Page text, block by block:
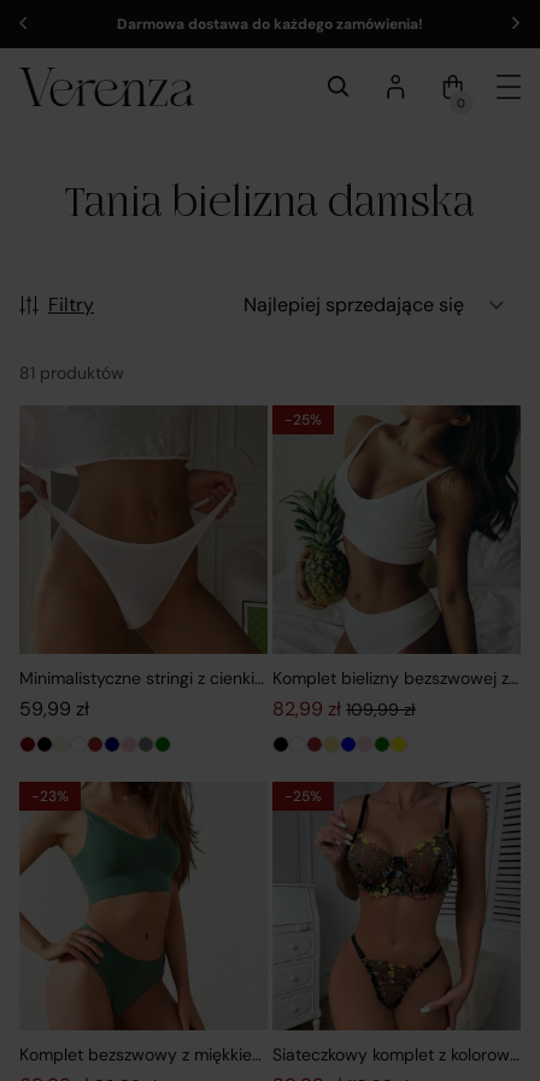
Darmowa dostawa do każdego zamówienia!
0
Tania bielizna damska
Filtry
81 produktów
Minimalistyczne stringi z cienkimi paskami
59,99 zł
-25%
Komplet bielizny bezszwowej z
109,99zł
Pierwotna cena wynosiła:
82,99 zł
Aktualna cena wynosi: 82,99
-23%
Komplet bezszwowy z miękkiego, elastycznego materiału
-25%
Siateczkowy komplet z